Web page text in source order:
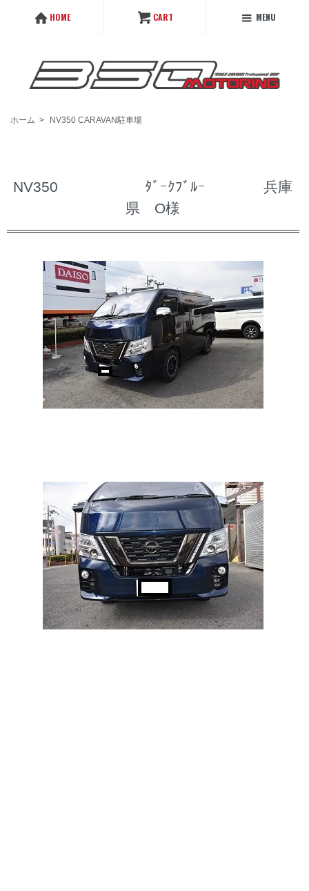
HOME CART MENU
ホーム > NV350 CARAVAN駐車場
NV350 ﾀﾞｰｸﾌﾞﾙｰ 兵庫
県 O様